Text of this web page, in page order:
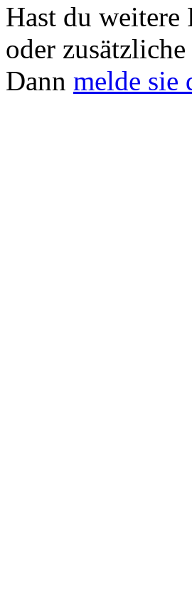
Hast du weitere
oder
Dann melde sie